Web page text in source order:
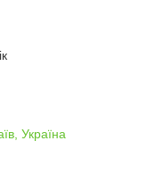
Україна